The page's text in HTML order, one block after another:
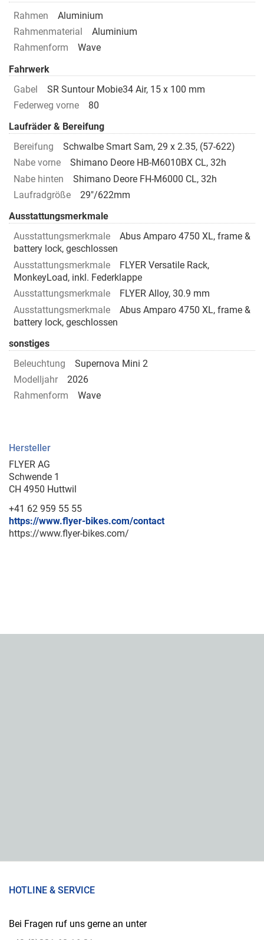
Rahmen
Aluminium
Rahmenmaterial
Aluminium
Rahmenform
Wave
Fahrwerk
Gabel
SR Suntour Mobie34 Air, 15 x 100 mm
Federweg vorne
80
Laufräder & Bereifung
Bereifung
Schwalbe Smart Sam, 29 x 2.35, (57-622)
Nabe vorne
Shimano Deore HB-M6010BX CL, 32h
Nabe hinten
Shimano Deore FH-M6000 CL, 32h
Laufradgröße
29"/622mm
Ausstattungsmerkmale
Ausstattungsmerkmale
Abus Amparo 4750 XL, frame &
battery lock, geschlossen
Ausstattungsmerkmale
FLYER Versatile Rack,
MonkeyLoad, inkl. Federklappe
Ausstattungsmerkmale
FLYER Alloy, 30.9 mm
Ausstattungsmerkmale
Abus Amparo 4750 XL, frame &
battery lock, geschlossen
sonstiges
Beleuchtung
Supernova Mini 2
Modelljahr
2026
Rahmenform
Wave
Hersteller
FLYER AG
Schwende 1
CH 4950 Huttwil
+41 62 959 55 55
https://www.flyer-bikes.com/contact
https://www.flyer-bikes.com/
HOTLINE & SERVICE
Bei Fragen ruf uns gerne an unter